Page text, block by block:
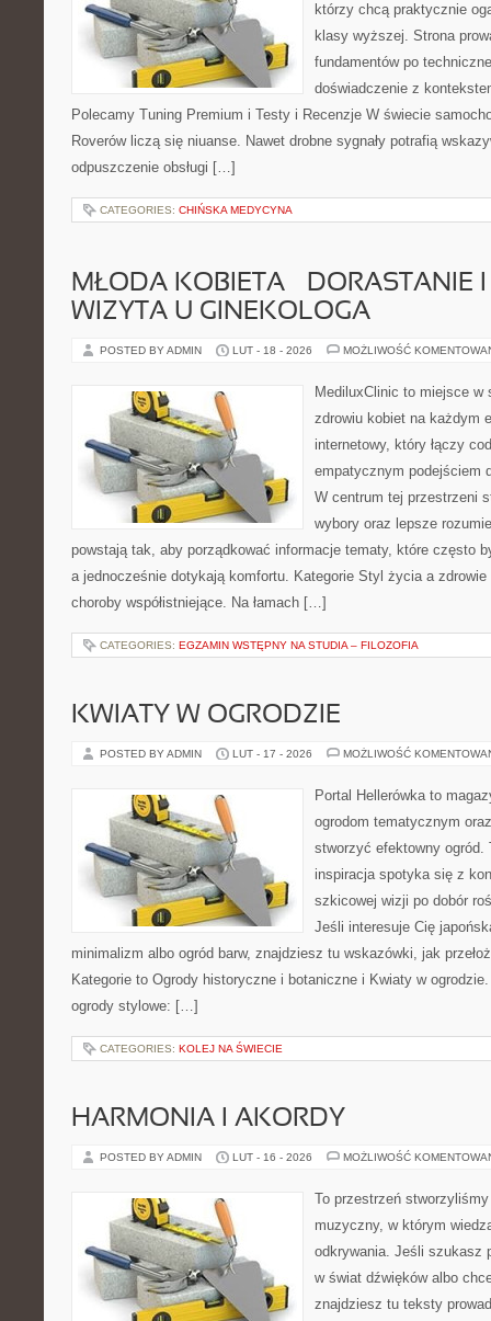
którzy chcą praktycznie
klasy wyższej. Strona
fundamentów po
doświadczenie z
Polecamy Tuning Premium i Testy i Recenzje W świecie
Roverów liczą się niuanse. Nawet drobne sygnały potrafią
odpuszczenie obsługi […]
CATEGORIES: CHIŃSKA MEDYCYNA
MŁODA KOBIETA – DORASTANIE
WIZYTA U GINEKOLOGA
POSTED BY ADMIN LUT - 18 - 2026 MOŻLIWOŚĆ
MediluxClinic to miejsce
zdrowiu kobiet na każdym
internetowy, który łączy
empatycznym podejściem
W centrum tej przestrzeni
wybory oraz lepsze
powstają tak, aby porządkować informacje tematy, które często
a jednocześnie dotykają komfortu. Kategorie Styl życia a
choroby współistniejące. Na łamach […]
CATEGORIES: EGZAMIN WSTĘPNY NA STUDIA – FILOZOFIA
KWIATY W OGRODZIE
POSTED BY ADMIN LUT - 17 - 2026 MOŻLIWOŚĆ
Portal Hellerówka to
ogrodom tematycznym
stworzyć efektowny ogród.
inspiracja spotyka się z
szkicowej wizji po dobór
Jeśli interesuje Cię
minimalizm albo ogród barw, znajdziesz tu wskazówki, jak
Kategorie to Ogrody historyczne i botaniczne i Kwiaty w
ogrody stylowe: […]
CATEGORIES: KOLEJ NA ŚWIECIE
HARMONIA I AKORDY
POSTED BY ADMIN LUT - 16 - 2026 MOŻLIWOŚĆ
To przestrzeń
muzyczny, w którym
odkrywania. Jeśli szukasz
w świat dźwięków albo
znajdziesz tu teksty